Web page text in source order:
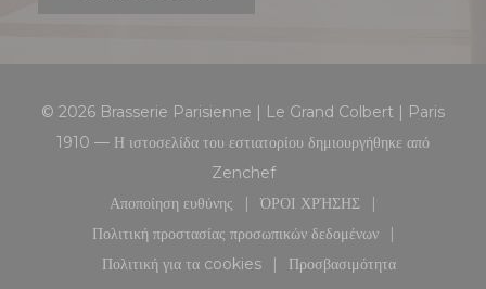
© 2026 Brasserie Parisienne | Le Grand Colbert | Paris
1910 — Η ιστοσελίδα του εστιατορίου δημιουργήθηκε από
Zenchef((ανοίγει σε νέο παράθυρο))
Αποποίηση ευθύνης
((ανοίγει σε νέο παράθυρο))
ΌΡΟΙ ΧΡΉΣΗΣ
((ανοίγει σε νέο
Πολιτική προστασίας προσωπικών δεδομένων
((ανοίγει σε νέο παράθυρο))
Πολιτική για τα cookies
((ανοίγει σε νέο παράθυρο))
Προσβασιμότητα
((ανοίγει σε νέο